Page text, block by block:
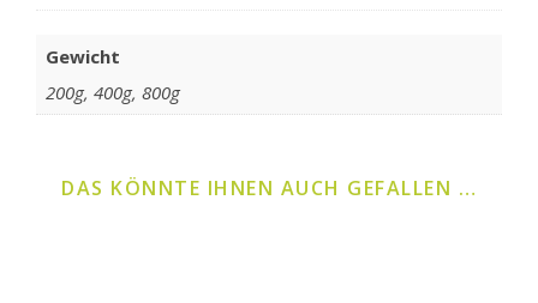
Gewicht
200g, 400g, 800g
DAS KÖNNTE IHNEN AUCH GEFALLEN …